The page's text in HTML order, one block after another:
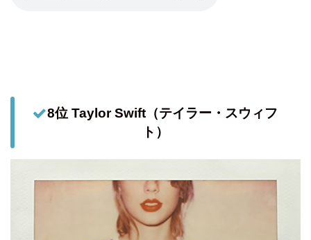
8位 Taylor Swift（テイラー・スウィフ
ト）